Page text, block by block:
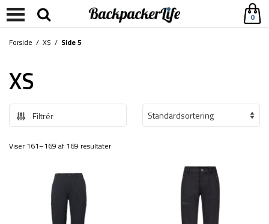
0
Forside / XS / Side 5
XS
Filtrér
Viser 161–169 af 169 resultater